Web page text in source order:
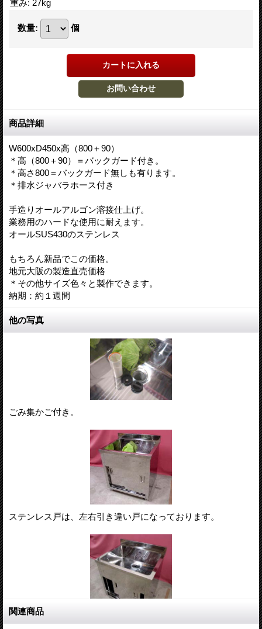
重み: 27kg
数量: 個
商品詳細
W600xD450x高（800＋90）
＊高（800＋90）＝バックガード付き。
＊高さ800＝バックガード無しも有ります。
＊排水ジャバラホース付き
手造りオールアルゴン溶接仕上げ。
業務用のハードな使用に耐えます。
オールSUS430のステンレス
もちろん新品でこの価格。
地元大阪の製造直売価格
＊その他サイズ色々と製作できます。
納期：約１週間
他の写真
ごみ集かご付き。
ステンレス戸は、左右引き違い戸になっております。
関連商品